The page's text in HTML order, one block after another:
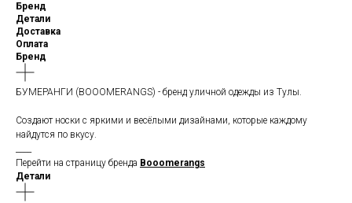
Бренд
Детали
Доставка
Оплата
Бренд
БУМЕРАНГИ (BOOOMERANGS) - бренд уличной одежды из Тулы.
Создают носки с яркими и весёлыми дизайнами, которые каждому
найдутся по вкусу.
Перейти на страницу бренда Booomerangs
Детали